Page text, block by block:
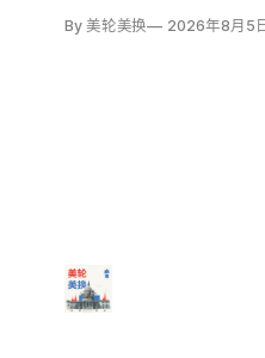
名美国纳税人2358美元
By 美轮美换 2026年8月5